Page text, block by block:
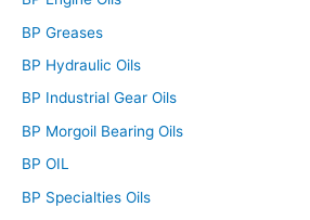
BP Greases
BP Hydraulic Oils
BP Industrial Gear Oils
BP Morgoil Bearing Oils
BP OIL
BP Specialties Oils